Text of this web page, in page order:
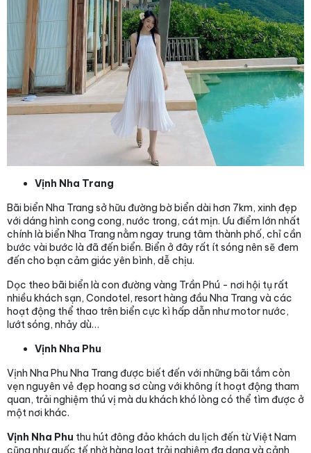
Vịnh Nha Trang
Bãi biển Nha Trang sở hữu đường bờ biển dài hơn 7km, xinh đẹp
với dáng hình cong cong, nước trong, cát mịn. Ưu điểm lớn nhất
chính là biển Nha Trang nằm ngay trung tâm thành phố, chỉ cần
bước vài bước là đã đến biển. Biển ở đây rất ít sóng nên sẽ đem
đến cho bạn cảm giác yên bình, dễ chịu.
Dọc theo bãi biển là con đường vàng Trần Phú - nơi hội tụ rất
nhiều khách sạn, Condotel, resort hàng đầu Nha Trang và các
hoạt động thể thao trên biển cực kì hấp dẫn như motor nước,
lướt sóng, nhảy dù…
Vịnh Nha Phu
Vịnh Nha Phu Nha Trang được biết đến với những bãi tắm còn
vẹn nguyên vẻ đẹp hoang sơ cùng với không ít hoạt động tham
quan, trải nghiệm thú vị mà du khách khó lòng có thể tìm được ở
một nơi khác.
Vịnh Nha Phu thu hút đông đảo khách du lịch đến từ Việt Nam
cũng như quốc tế nhờ hàng loạt trải nghiệm đa dạng và cảnh